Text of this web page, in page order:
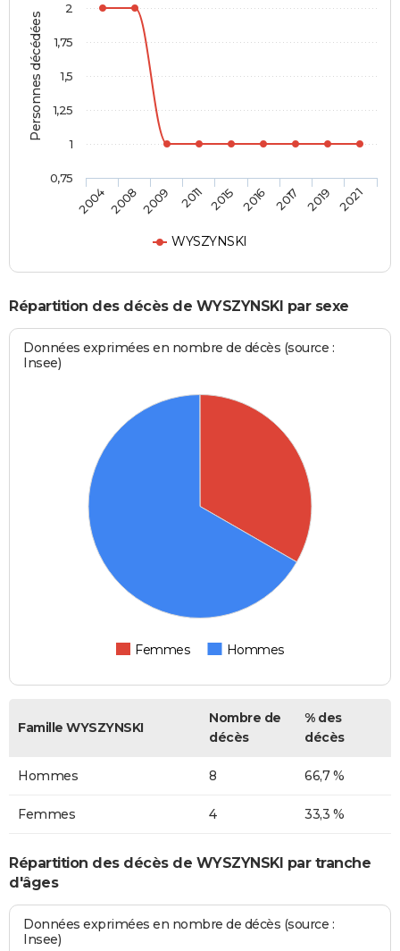
Personnes décédées
WYSZYNSKI
200420082009 2011 2015 2016 2017 2019 2021
0,75
1
1,25
1,5
1,75
2
Répartition des décès de WYSZYNSKI par sexe
Données exprimées en nombre de décès (source :
Insee)
Femmes Hommes
Famille WYSZYNSKI
Nombre de
décès
% des
décès
Hommes 8 66,7 %
Femmes 4 33,3 %
Répartition des décès de WYSZYNSKI par tranche
d'âges
Données exprimées en nombre de décès (source :
Insee)